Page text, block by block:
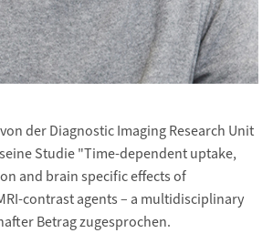
der Diagnostic Imaging Research Unit
Studie "Time-dependent uptake,
and brain specific effects of
contrast agents – a multidisciplinary
Betrag zugesprochen.